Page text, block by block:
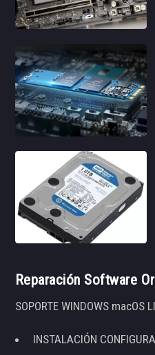
Reparación Software
SOPORTE WINDOWS macOS
INSTALACIÓN